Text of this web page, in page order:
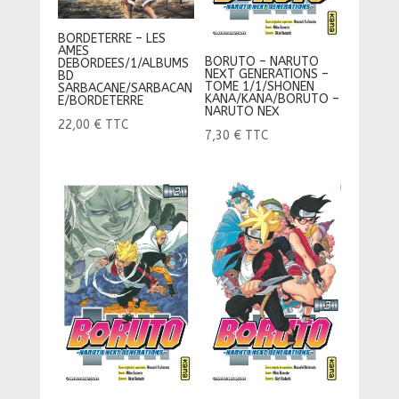
BORDETERRE – LES
AMES
DEBORDEES/1/ALBUMS
BD
SARBACANE/SARBACAN
E/BORDETERRE
22,00 € TTC
BORUTO – NARUTO
NEXT GENERATIONS –
TOME 1/1/SHONEN
KANA/KANA/BORUTO –
NARUTO NEX
7,30 € TTC